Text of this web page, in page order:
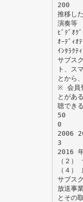
200
推移し
演奏等
ﾋﾞﾃﾞｵｸ
ｵｰﾃﾞｨｵ
ｲﾝﾀﾗｸﾃ
サブス
ト、ス
とから
※ 会員
とがあ
聴でき
50
0
2006
3
2016
（２）
（４）
サブス
放送事
とその